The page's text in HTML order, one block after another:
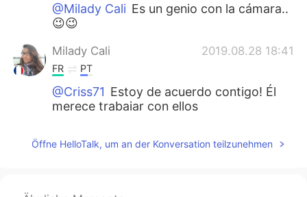
@Milady Cali Es un genio con la cámara..
😉😉
Milady Cali 2019.08.28 18:41
FR PT
@Criss71 Estoy de acuerdo contigo! Él
merece trabajar con ellos
ES EN
Öffne HelloTalk, um an der Konversation teilzunehmen